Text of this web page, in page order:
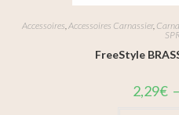
Accessoires,Accessoires Carnassier,
FreeStyle
2,29€ –